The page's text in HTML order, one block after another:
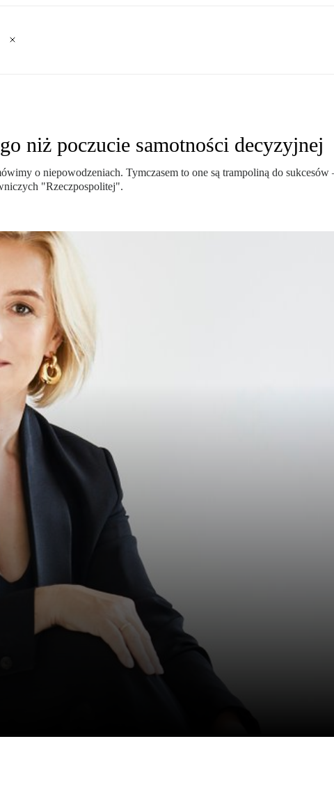
niż poczucie samotności decyzyjnej
o niepowodzeniach. Tymczasem to one są trampoliną do
"Rzeczpospolitej".